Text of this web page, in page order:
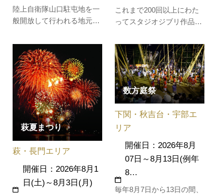
陸上自衛隊山口駐屯地を一
般開放して行われる地元で
ることのできない駐屯地の
グラウンドを舞台に、音楽
共に花火を楽しむことがで
きます。会場には、出店の
飲食販売や自衛隊音楽隊・
地域の演奏団体による生演
奏などが会場を盛り上げフ
ィナーレ…
これまで200回以上にわた
ってスタジオジブリ作品を
ショー」。スタジオジブリ
が“スタジオ開き”を行い、
日本テレビが「風の谷のナ
ウシカ」を初放送した1985
年を起点に、令和へと移り
変わる社会の様子をたどり
ながら、ジブリ作品の…
萩夏まつり
萩・長門エリア
開催日：2026年8月1
日(土)～8月3日(月)
数方庭祭
毎年8月7日から13日の間、
下関・秋吉台・宇部エ
リア
開催日：2026年8月
07日～8月13日(例年
8…